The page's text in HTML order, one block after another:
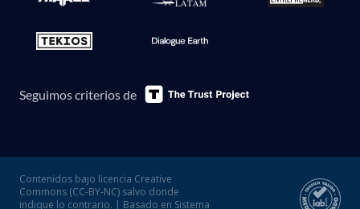
Seguimos criterios de
Contenidos bajo licencia Creative
Commons (CC-BY-NC) salvo donde
indique lo contrario. | Basado en Sistema